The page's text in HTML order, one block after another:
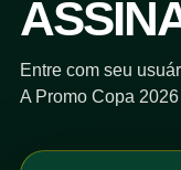
Entre com seu
A Promo Copa